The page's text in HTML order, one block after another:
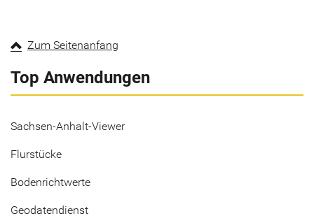
Zum Seitenanfang
Top Anwendungen
Sachsen-Anhalt-Viewer
Flurstücke
Bodenrichtwerte
Geodatendienst